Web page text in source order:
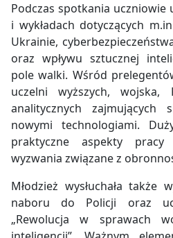
Podczas spotkania uczniowie
i wykładach dotyczących
Ukrainie,
oraz wpływu sztucznej
pole walki. Wśród
uczelni wyższych,
analitycznych zajmujących
nowymi technologiami.
praktyczne aspekty
wyzwania związane z
Młodzież wysłuchała także
naboru do Policji oraz
„Rewolucja w sprawach